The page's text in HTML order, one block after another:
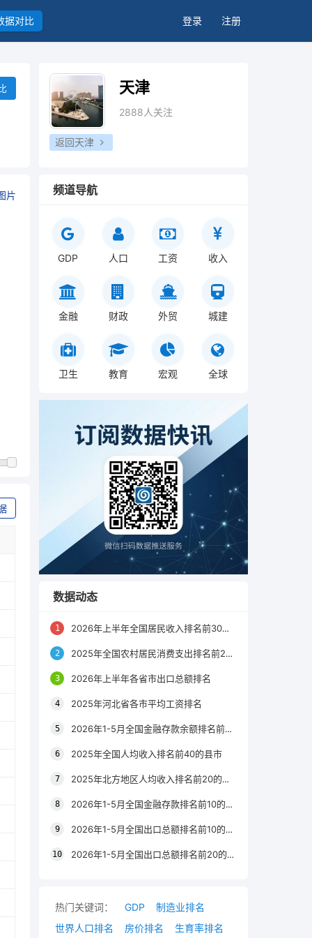
据对比 登录 注册
片
天津
2888人关注
返回天津
频道导航
GDP 人口 工资 收入
金融 财政 外贸 城建
卫生 教育 宏观 全球
数据动态
2026年上半年全国居民收入排名前30的区县
2025年全国农村居民消费支出排名前20的城市
2026年上半年各省市出口总额排名
2025年河北省各市平均工资排名
2026年1-5月全国金融存款余额排名前20的城市
2025年全国人均收入排名前40的县市
2025年北方地区人均收入排名前20的城市
2026年1-5月全国金融存款排名前10的省份
2026年1-5月全国出口总额排名前10的省市
2026年1-5月全国出口总额排名前20的城市
热门关键词： GDP
制造业排名
世界人口排名
房价排名 生育率排名